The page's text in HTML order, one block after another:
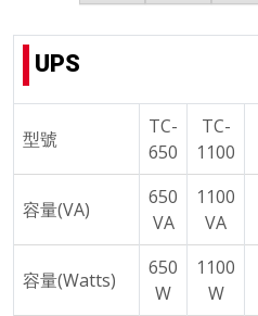
UPS
型號
TC-
650
TC-
1100
容量(VA)
650
VA
1100
VA
容量(Watts)
650
W
1100
W